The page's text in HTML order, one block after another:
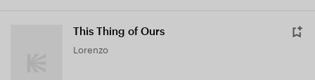
This Thing of Ours
Lorenzo